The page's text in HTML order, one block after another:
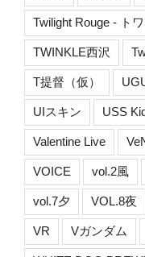
Twilight Rouge - ト
TWINKLE西沢
T提督（仮）
UIスキン USS
Valentine Live
VOICE vol.2風
vol.7夕 VOL.8夜
VR Vガンダム